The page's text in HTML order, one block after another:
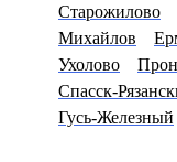
Старожилово
Михайлов
Ухолово
Спасск-
Гусь-Железный